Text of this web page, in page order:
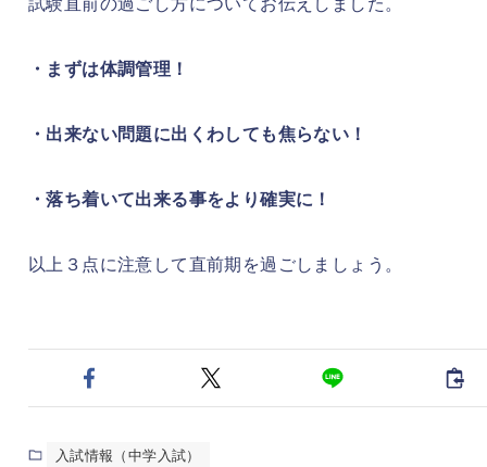
・まずは体調管理！
・出来ない問題に出くわしても焦らない！
・落ち着いて出来る事をより確実に！
以上３点に注意して直前期を過ごしましょう。
入試情報（中学入試）